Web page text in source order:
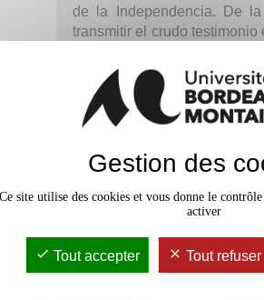
de la Independencia. De
transmitir el crudo
El libro propone un
relacionados a la obra del
académico; sus círculos de
y sus simpatías por el
Guerra de la
su obra pictórica y
Desastres y su
siglo XIX. Los trece
principales cuestiones en
renovación del género
de Goya en el entorno
violencia de la Historia; la
Gestion des
Ce site utilise des cookies et vous donne le
activer
Tout accepter Tout refuser